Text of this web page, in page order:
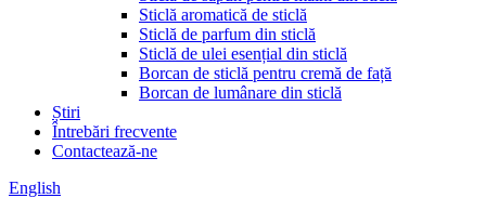
Sticlă aromatică de sticlă
Sticlă de parfum din sticlă
Sticlă de ulei esențial din sticlă
Borcan de sticlă pentru cremă de față
Borcan de lumânare din sticlă
Știri
Întrebări frecvente
Contactează-ne
English